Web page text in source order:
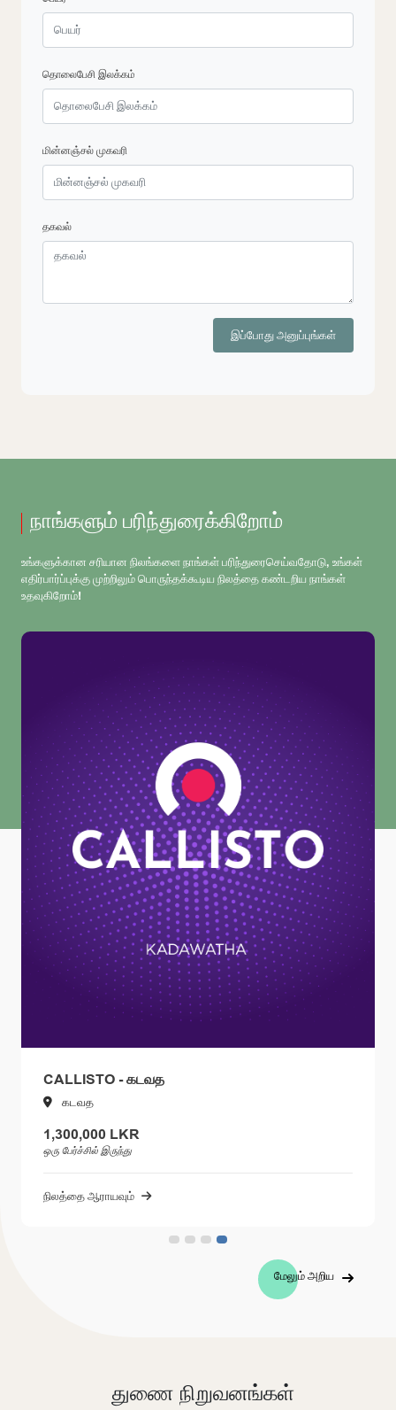
தொலைபேசி இலக்கம்
மின்னஞ்சல் முகவரி
தகவல்
இப்போது அனுப்புங்கள்
நாங்களும் பரிந்துரைக்கிறோம்
உங்களுக்கான சரியான நிலங்களை நாங்கள் பரிந்துரைசெய்வதோடு, உங்கள்
எதிர்பார்ப்புக்கு முற்றிலும் பொருந்தக்கூடிய நிலத்தை கண்டறிய நாங்கள்
உதவுகிறோம்!
CALLISTO - கடவத
கடவத
1,300,000 LKR
ஒரு பேர்ச்சில் இருந்து
நிலத்தை ஆராயவும்
மேலும் அறிய
துணை நிறுவனங்கள்